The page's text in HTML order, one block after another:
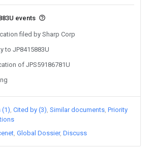
events
filed by Sharp Corp
to JP8415883U
of JPS59186781U
(1) Cited by (3) Similar documents Priority
Global Dossier Discuss